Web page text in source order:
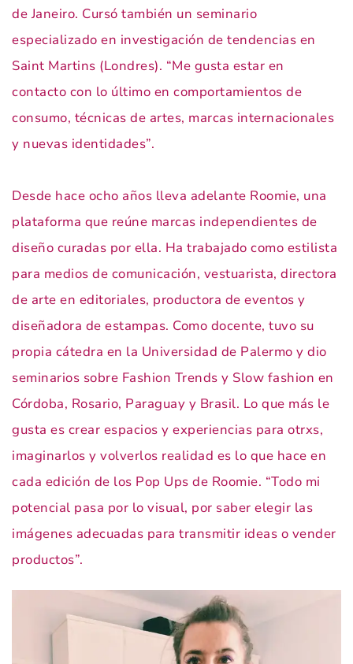
de Janeiro. Cursó también un seminario
especializado en investigación de tendencias en
Saint Martins (Londres). “Me gusta estar en
contacto con lo último en comportamientos de
consumo, técnicas de artes, marcas internacionales
y nuevas identidades”.
Desde hace ocho años lleva adelante Roomie, una
plataforma que reúne marcas independientes de
diseño curadas por ella. Ha trabajado como estilista
para medios de comunicación, vestuarista, directora
de arte en editoriales, productora de eventos y
diseñadora de estampas. Como docente, tuvo su
propia cátedra en la Universidad de Palermo y dio
seminarios sobre Fashion Trends y Slow fashion en
Córdoba, Rosario, Paraguay y Brasil. Lo que más le
gusta es crear espacios y experiencias para otrxs,
imaginarlos y volverlos realidad es lo que hace en
cada edición de los Pop Ups de Roomie. “Todo mi
potencial pasa por lo visual, por saber elegir las
imágenes adecuadas para transmitir ideas o vender
productos”.